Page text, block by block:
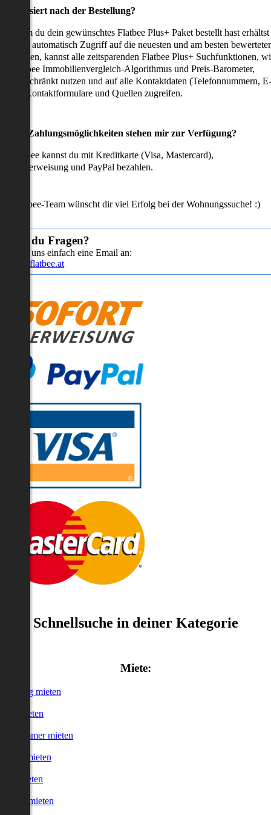
passiert nach der Bestellung?
du dein gewünschtes Flatbee Plus+ Paket bestellt hast erhältst
sofort automatisch Zugriff auf die neuesten und am besten
kannst alle zeitsparenden Flatbee Plus+ Suchfunktionen,
Flatbee Immobilienvergleich-Algorithmus und Preis-Barometer,
nutzen und auf alle Kontaktdaten (Telefonnummern, E-
Kontaktformulare und Quellen zugreifen.
Zahlungsmöglichkeiten stehen mir zur Verfügung?
Flatbee kannst du mit Kreditkarte (Visa, Mastercard),
und PayPal bezahlen.
Flatbee-Team wünscht dir viel Erfolg bei der Wohnungssuche! :)
Hast du Fragen?
Sende uns einfach eine Email an:
info@flatbee.at
Schnellsuche in deiner Kategorie
Miete:
mieten
mieten
Zimmer mieten
mieten
mieten